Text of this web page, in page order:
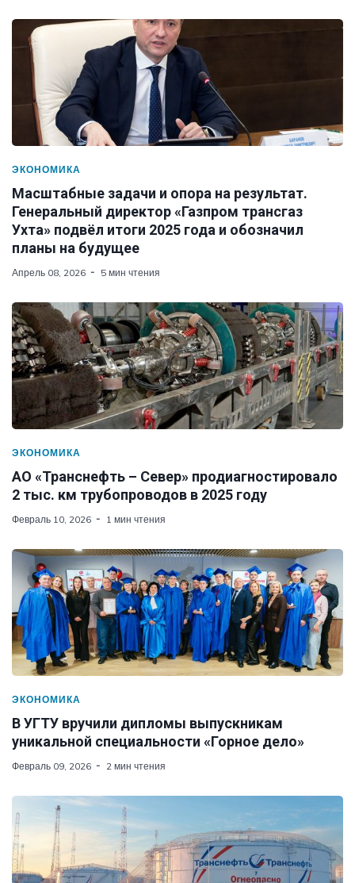
ЭКОНОМИКА
Масштабные задачи и опора на результат.
Генеральный директор «Газпром трансгаз
Ухта» подвёл итоги 2025 года и обозначил
планы на будущее
Апрель 08, 2026 5 мин чтения
ЭКОНОМИКА
АО «Транснефть – Север» продиагностировало
2 тыс. км трубопроводов в 2025 году
Февраль 10, 2026 1 мин чтения
ЭКОНОМИКА
В УГТУ вручили дипломы выпускникам
уникальной специальности «Горное дело»
Февраль 09, 2026 2 мин чтения